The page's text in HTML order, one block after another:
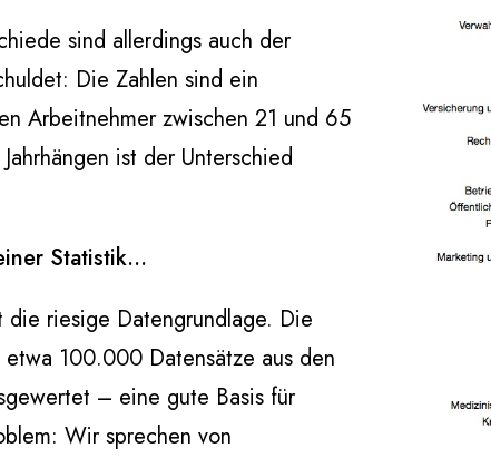
sind allerdings auch der
Die Zahlen sind ein
Arbeitnehmer zwischen 21 und 65
ist der Unterschied
Statistik…
die riesige Datengrundlage. Die
100.000 Datensätze aus den
– eine gute Basis für
Wir sprechen von